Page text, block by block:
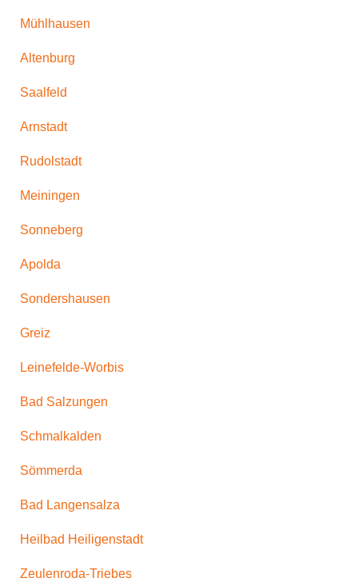
Mühlhausen
Altenburg
Saalfeld
Arnstadt
Rudolstadt
Meiningen
Sonneberg
Apolda
Sondershausen
Greiz
Leinefelde-Worbis
Bad Salzungen
Schmalkalden
Sömmerda
Bad Langensalza
Heilbad Heiligenstadt
Zeulenroda-Triebes